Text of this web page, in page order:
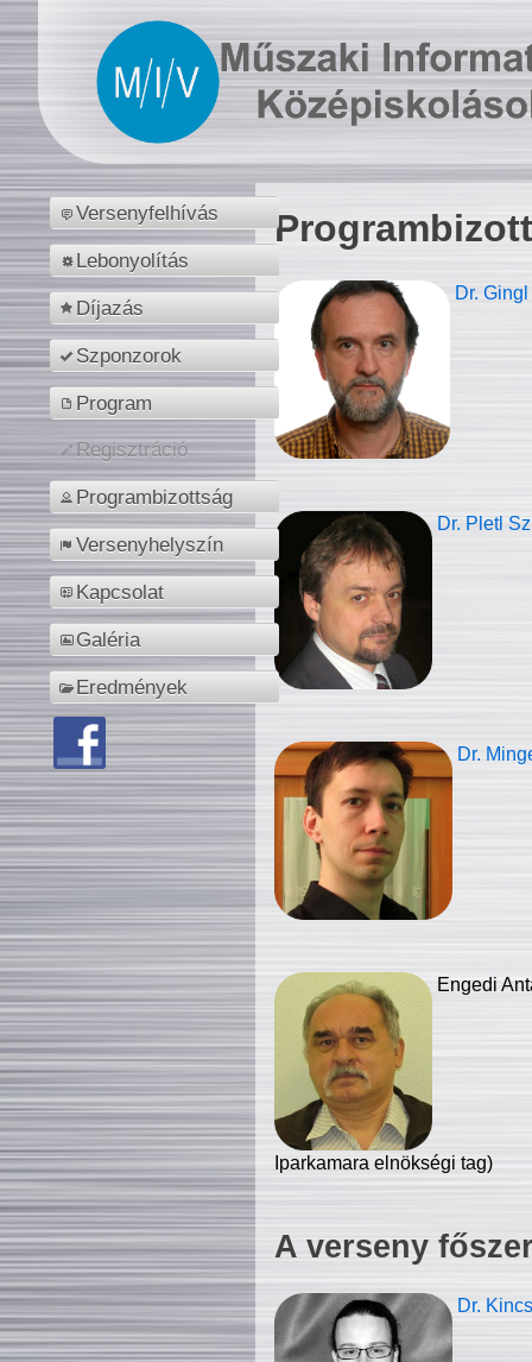
Versenyfelhívás
Lebonyolítás
Díjazás
Szponzorok
Program
Regisztráció
Programbizottság
Versenyhelyszín
Kapcsolat
Galéria
Eredmények
Dr.
Dr. Pletl
Dr.
Engedi
Iparkamara elnökségi tag)
A verseny
Dr.